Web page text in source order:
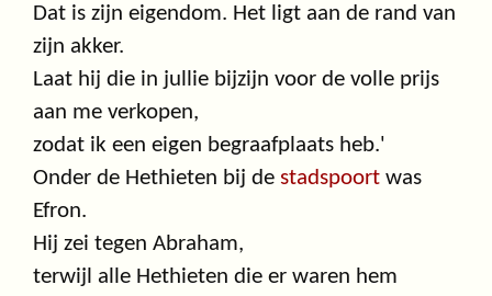
Dat is zijn eigendom. Het ligt aan de rand van
zijn akker.
Laat hij die in jullie bijzijn voor de volle prijs
aan me verkopen,
zodat ik een eigen begraafplaats heb.'
Onder de Hethieten bij de stadspoort was
Efron.
Hij zei tegen Abraham,
terwijl alle Hethieten die er waren hem